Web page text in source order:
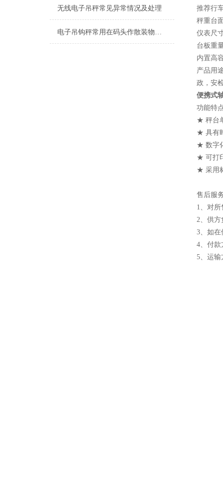
无线电子吊秤常见异常情况及处理
电子吊钩秤常用在码头作散装物料装卸计量
推荐行
秤重台
仪表尺
台板重
内置高
产品用
政，安
便携式
功能特
★ 秤台
★ 具有
★ 数字
★ 可打
★ 采用
售后服
1、对
2、供方
3、如在
4、付款
5、运